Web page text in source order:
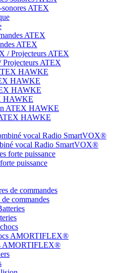
ATEX
ATEX
ATEX
HAWKE
HAWKE
HAWKE
vocal Radio SmartVOX®
puissance
commandes
AMORTIFLEX®